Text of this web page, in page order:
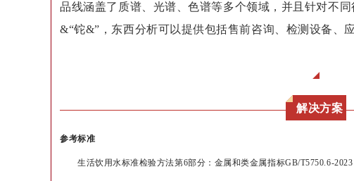
品线涵盖了质谱、光谱、色谱等多个领域，并且针对不
&“铊&”，东西分析可以提供包括售前咨询、检测设备、
解决方案
参考标准
生活饮用水标准检验方法第6部分：金属和类金属指标GB/T5750.6-2023